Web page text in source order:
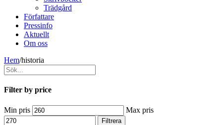
Trädgård
Författare
Pressinfo
Aktuellt
Om oss
Hem/historia
Filter by price
Min pris Max pris
Filtrera